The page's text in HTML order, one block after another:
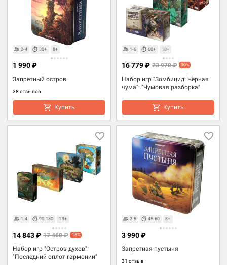
2-4 30+ 8+
Запретный остров
38 отзывов
1 990 ₽
Купить
1-6 60+ 18+
Набор игр "Зомбицид: Чёрная
чума": "Чумовая разборка"
16 779 ₽ 23 970 ₽ -30%
Купить
1-4 90-180 13+
Набор игр "Остров духов":
"Последний оплот гармонии"
14 843 ₽ 17 460 ₽ -15%
2-5 45-60 8+
Запретная пустыня
31 отзыв
3 990 ₽